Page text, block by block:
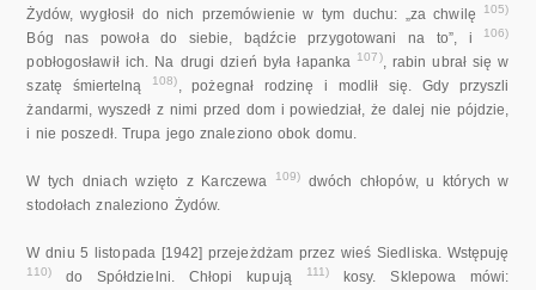
Żydów, wygłosił do nich przemówienie w tym duchu: „za chwilę
105)
Bóg nas powoła do siebie, bądźcie przygotowani na to”, i 106)
pobłogosławił ich. Na drugi dzień była łapanka 107), rabin ubrał się w
szatę śmiertelną
108), pożegnał rodzinę i modlił się. Gdy przyszli
żandarmi, wyszedł z nimi przed dom i powiedział, że dalej nie pójdzie,
i nie poszedł. Trupa jego znaleziono obok domu.
W tych dniach wzięto z Karczewa 109)
dwóch chłopów, u których w
stodołach znaleziono Żydów.
W dniu 5 listopada [1942] przejeżdżam przez wieś Siedliska. Wstępuję
110)do Spółdzielni. Chłopi kupują 111)
kosy. Sklepowa mówi: